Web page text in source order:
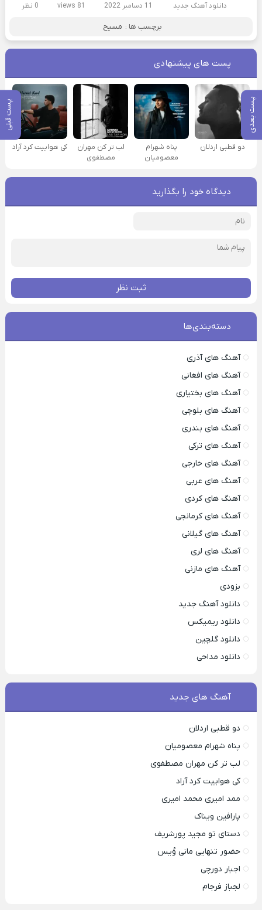
پست بعدی پست قبلی
دانلود آهنگ جدید 11 دسامبر 2022 81 views 0 نظر
برچسب ها : مسیح
پست های پیشنهادی
دو قطبی اردلان
پناه شهرام
معصومیان
لب تر کن مهران
مصطفوی
کی هواییت کرد آراد
دیدگاه خود را بگذارید
ثبت نظر
دسته‌بندی‌ها
آهنگ های آذری
آهنگ های افغانی
آهنگ های بختیاری
آهنگ های بلوچی
آهنگ های بندری
آهنگ های ترکی
آهنگ های خارجی
آهنگ های عربی
آهنگ های کردی
آهنگ های کرمانجی
آهنگ های گیلانی
آهنگ های لری
آهنگ های مازنی
بزودی
دانلود آهنگ جدید
دانلود ریمیکس
دانلود گلچین
دانلود مداحی
آهنگ های جدید
دو قطبی اردلان
پناه شهرام معصومیان
لب تر کن مهران مصطفوی
کی هواییت کرد آراد
ممد امیری محمد امیری
پارافین ویناک
دستای تو مجید پورشریف
حضور تنهایی مانی وُیس
اجبار دورچی
لجباز فرجام